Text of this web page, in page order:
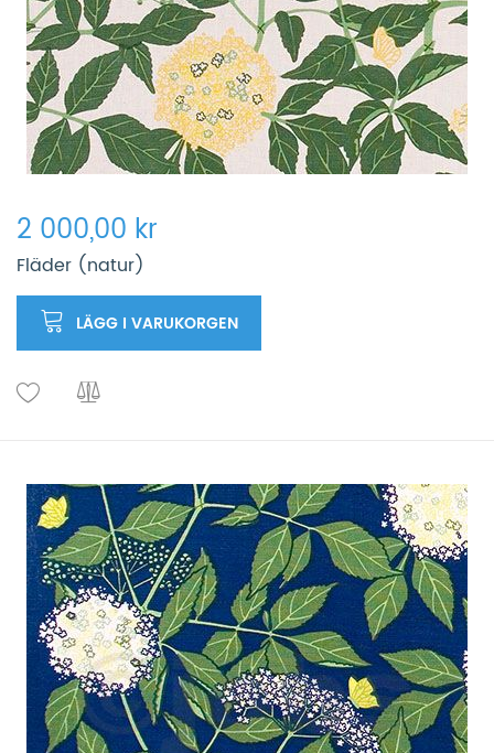
2 000,00 kr
Fläder (natur)
LÄGG I VARUKORGEN